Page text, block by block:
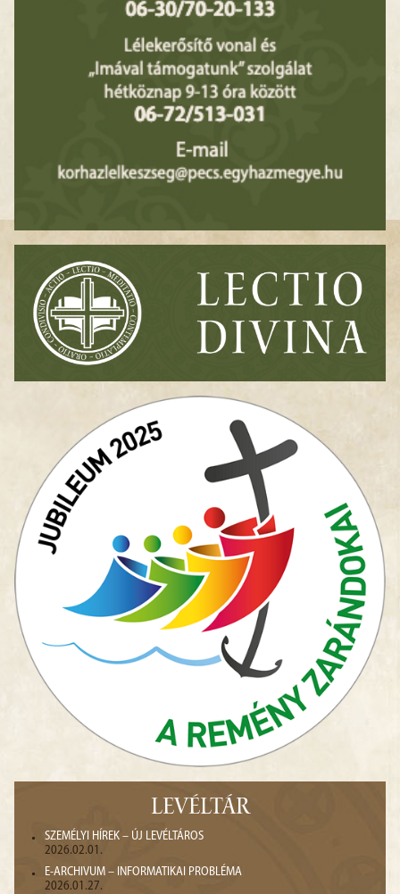
LEVÉLTÁR
SZEMÉLYI HÍREK – ÚJ LEVÉLTÁROS
2026.02.01.
E-ARCHIVUM – INFORMATIKAI PROBLÉMA
2026.01.27.